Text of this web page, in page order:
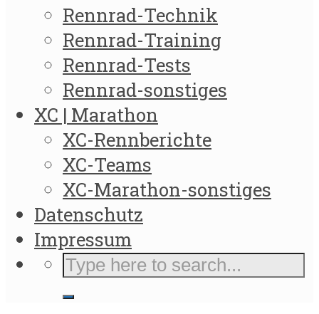
Rennrad-Technik
Rennrad-Training
Rennrad-Tests
Rennrad-sonstiges
XC | Marathon
XC-Rennberichte
XC-Teams
XC-Marathon-sonstiges
Datenschutz
Impressum